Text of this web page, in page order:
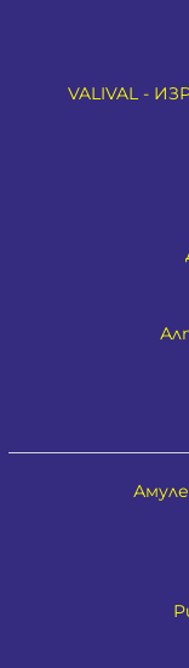
VALIVAL -